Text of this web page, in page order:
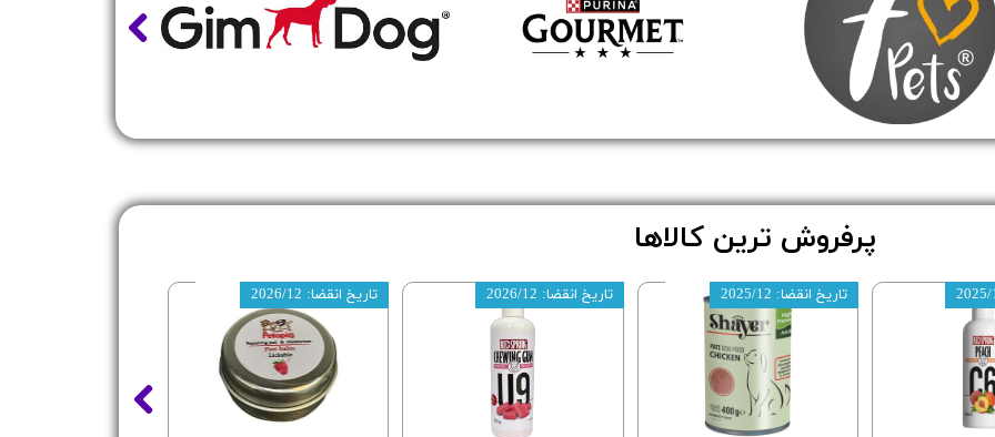
تاریخ انقضا: 2026/12 تاریخ انقضا: 2026/12 تاریخ انقضا: 2025/12
پرفروش ترین کالاها